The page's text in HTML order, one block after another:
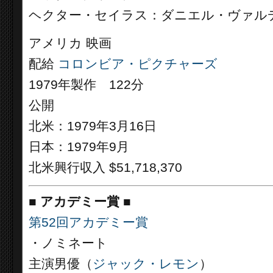
ヘクター・セイラス：ダニエル・ヴァル
アメリカ 映画
配給 コロンビア・ピクチャーズ
1979年製作 122分
公開
北米：1979年3月16日
日本：1979年9月
北米興行収入 $51,718,370
■ アカデミー賞 ■
第52回アカデミー賞
・ノミネート
主演男優（ ジャック・レモン ）